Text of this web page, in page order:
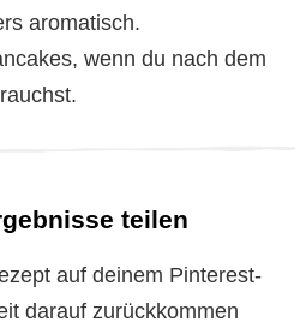
aromatisch.
wenn du nach dem
teilen
auf deinem Pinterest-
darauf zurückkommen